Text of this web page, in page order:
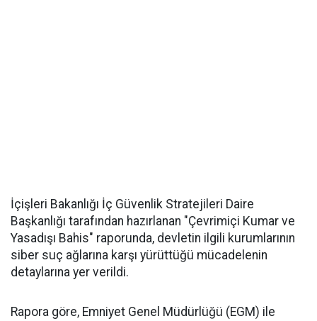
İçişleri Bakanlığı İç Güvenlik Stratejileri Daire
Başkanlığı tarafından hazırlanan "Çevrimiçi Kumar ve
Yasadışı Bahis" raporunda, devletin ilgili kurumlarının
siber suç ağlarına karşı yürüttüğü mücadelenin
detaylarına yer verildi.
Rapora göre, Emniyet Genel Müdürlüğü (EGM) ile